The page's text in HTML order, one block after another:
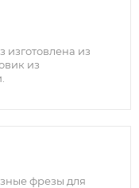
изготовлена из
из
фрезы для